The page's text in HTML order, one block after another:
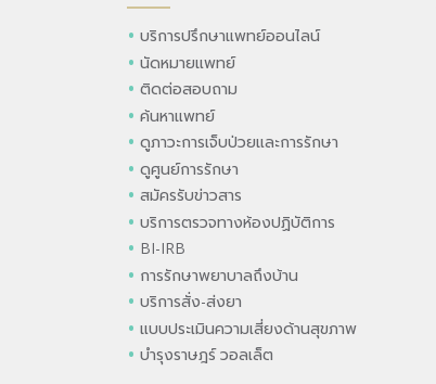
บริการปรึกษาแพทย์ออนไลน์
นัดหมายแพทย์
ติดต่อสอบถาม
ค้นหาแพทย์
ดูภาวะการเจ็บป่วยและการรักษา
ดูศูนย์การรักษา
สมัครรับข่าวสาร
บริการตรวจทางห้องปฏิบัติการ
BI-IRB
การรักษาพยาบาลถึงบ้าน
บริการสั่ง-ส่งยา
แบบประเมินความเสี่ยงด้านสุขภาพ
บำรุงราษฎร์ วอลเล็ต